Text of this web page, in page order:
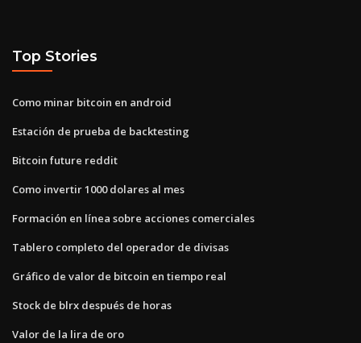
Top Stories
Como minar bitcoin en android
Estación de prueba de backtesting
Bitcoin future reddit
Como invertir 1000 dolares al mes
Formación en línea sobre acciones comerciales
Tablero completo del operador de divisas
Gráfico de valor de bitcoin en tiempo real
Stock de blrx después de horas
Valor de la lira de oro